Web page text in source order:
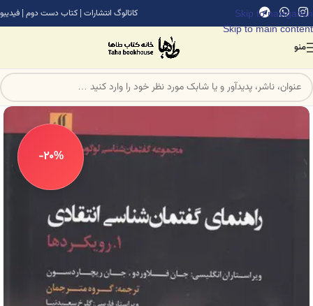
Skip to navigation
Skip to main content
کاتالوگ انتشارات | کتاب دست دوم | فیدیبو
منو
-20%